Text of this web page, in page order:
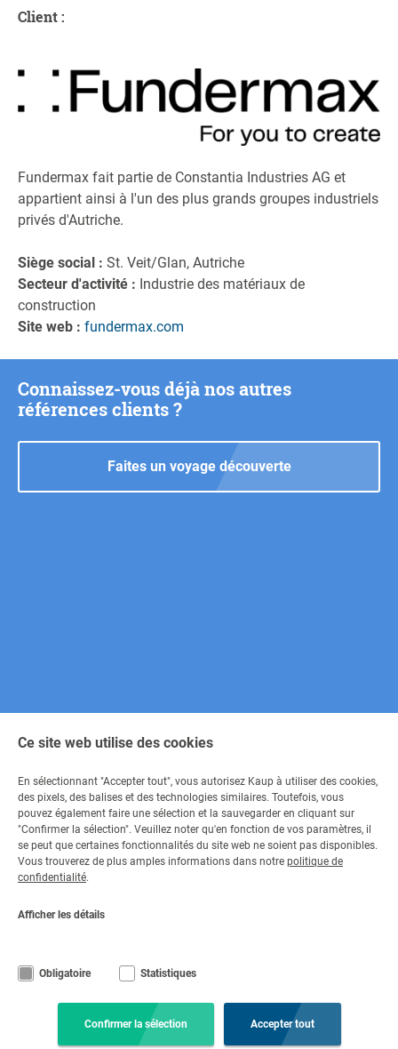
Client :
Fundermax fait partie de Constantia Industries AG et
appartient ainsi à l'un des plus grands groupes industriels
privés d'Autriche.
Siège social : St. Veit/Glan, Autriche
Secteur d'activité : Industrie des matériaux de
construction
Site web : fundermax.com
Connaissez-vous déjà nos autres
références clients ?
Faites un voyage découverte
Contact
Contactez-nous
Lu - Ve 08:00 - 17:00
© Copyright KAUP GmbH & Co. KG
Clause de non-responsabilité
Paramètres des cookies
Ce site web utilise des cookies
En sélectionnant "Accepter tout", vous autorisez Kaup à utiliser des cookies,
des pixels, des balises et des technologies similaires. Toutefois, vous
pouvez également faire une sélection et la sauvegarder en cliquant sur
"Confirmer la sélection". Veuillez noter qu'en fonction de vos paramètres, il
se peut que certaines fonctionnalités du site web ne soient pas disponibles.
Vous trouverez de plus amples informations dans notre politique de
confidentialité.
Afficher les détails
Obligatoire Statistiques
Confirmer la sélection Accepter tout